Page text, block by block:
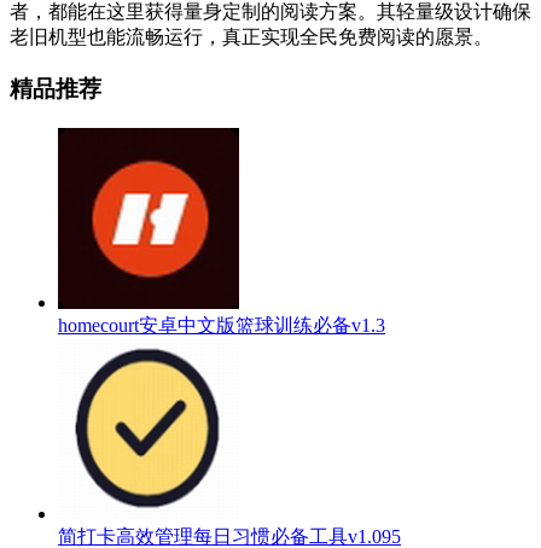
者，都能在这里获得量身定制的阅读方案。其轻量级设计确保
老旧机型也能流畅运行，真正实现全民免费阅读的愿景。
精品推荐
homecourt安卓中文版篮球训练必备v1.3
简打卡高效管理每日习惯必备工具v1.095